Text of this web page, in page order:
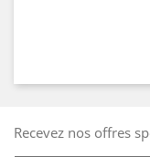
Recevez nos offres